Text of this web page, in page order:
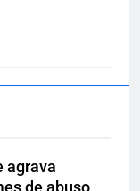
agrava
de abuso